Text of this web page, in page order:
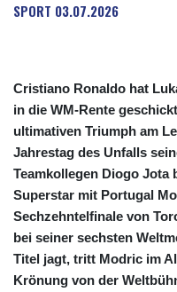
SPORT 03.07.2026
Cristiano Ronaldo hat
in die WM-Rente
ultimativen Triumph am
Jahrestag des Unfalls
Teamkollegen Diogo Jota
Superstar mit Portugal
Sechzehntelfinale von
bei seiner sechsten
Titel jagt, tritt Modric im
Krönung von der